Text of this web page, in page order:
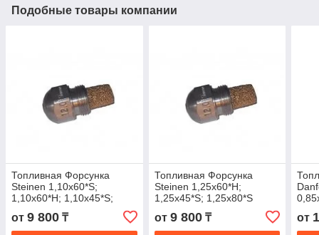
Подобные товары компании
Топливная Форсунка
Steinen 1,10х60*S;
1,10х60*Н; 1,10х45*S;
от 9 800 ₸
Топливная Форсунка
Steinen 1,25х60*Н;
1,25х45*S; 1,25х80*S
от 9 800₸ от